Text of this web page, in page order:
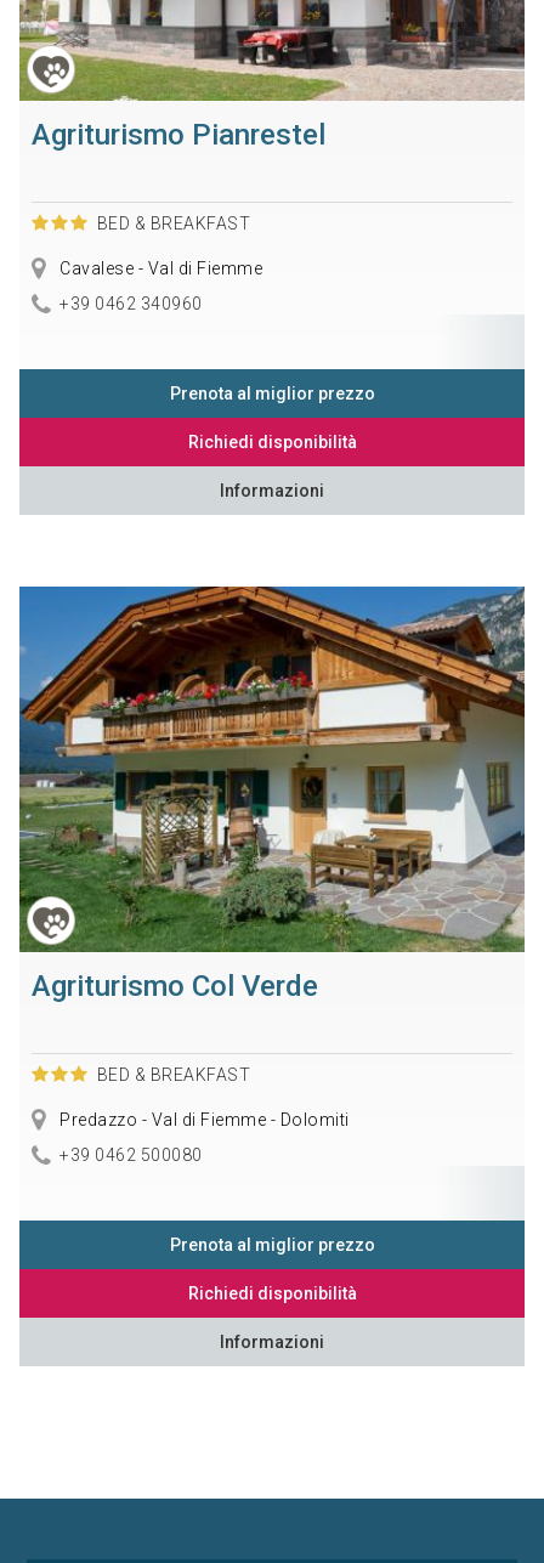
Agriturismo Pianrestel
BED & BREAKFAST
Cavalese - Val di Fiemme
+39 0462 340960
Prenota al miglior prezzo
Richiedi disponibilità
Informazioni
Agriturismo Col Verde
BED & BREAKFAST
Predazzo - Val di Fiemme - Dolomiti
+39 0462 500080
Prenota al miglior prezzo
Richiedi disponibilità
Informazioni